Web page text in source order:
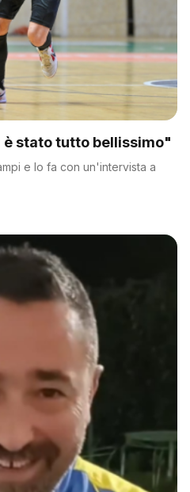
stato tutto bellissimo"
e lo fa con un'intervista a